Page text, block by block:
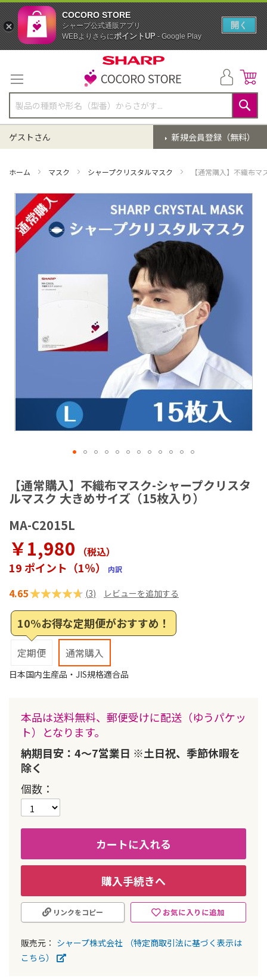
テ
ン
ツ
に
ス
キ
ッ
検
索
新規会員登録（無料）
ゲストさん
ホーム マスク シャープクリスタルマスク 【通常購入】不織布
【通常購入】不織布マスク-シャープクリスタ
ルマスク 大きめサイズ（15枚入り）
MA-C2015L
￥1,980 （税込）
19 ポイント（1％） 内訳
評価:
4.65
93
% of100
(3) レビューを追加する
10%お得な定期便がおすすめ！
定期便 通常購入
日本国内生産品・JIS規格適合品
本品は送料無料、郵便受けに配送（ゆうパケッ
ト）となります。
納期目安：4～7営業日 ※土日祝、季節休暇を
除く
個数
カートに入れる
購入手続きへ
お気に入りに追加
リンクをコピー
販売元： シャープ株式会社
（特定商取引法に基づく表示は
こちら）
メ
ー
ジ
ギ
ャ
メ
ー
ジ
ャ
リ
ー
の
初
に
移
動
る
COCORO STORE
シャープ公式通販アプリ
WEBよりさらにポイントUP- Google Play
開く